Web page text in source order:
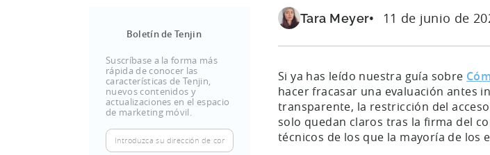
Boletín de Tenjin
Suscríbase a la forma más
rápida de conocer las
características de Tenjin,
nuevos contenidos y
actualizaciones en el espacio
de marketing móvil.
Tara Meyer 11 de junio de
Si ya has leído nuestra guía sobre
hacer fracasar una evaluación antes
transparente, la restricción del
solo quedan claros tras la firma del
técnicos de los que la mayoría de los